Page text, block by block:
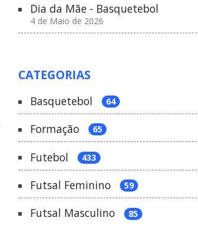
Dia da Mãe - Basquetebol
4 de Maio de 2026
CATEGORIAS
Basquetebol 64
Formação 65
Futebol 433
Futsal Feminino 59
Futsal Masculino 85